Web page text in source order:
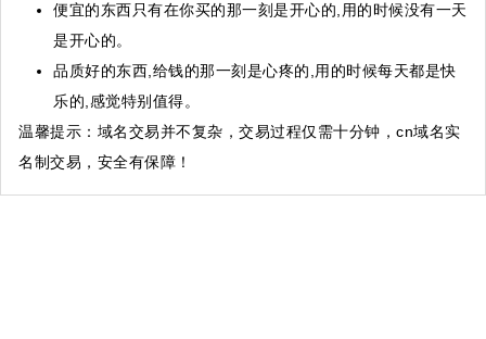
便宜的东西只有在你买的那一刻是开心的,用的时候没有一天
是开心的。
品质好的东西,给钱的那一刻是心疼的,用的时候每天都是快
乐的,感觉特别值得。
温馨提示 ：域名交易并不复杂，交易过程仅需十分钟，cn域名实
名制交易，安全有保障！